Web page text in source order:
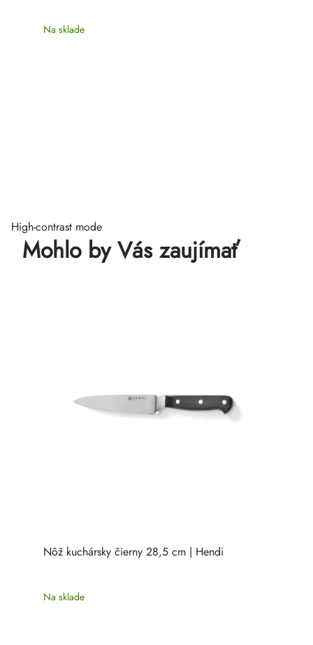
Na sklade
High-contrast mode
Mohlo by Vás zaujímať
Nôž kuchársky čierny 28,5 cm | Hendi
Na sklade